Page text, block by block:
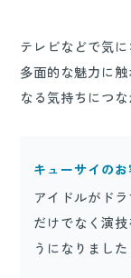
テレビなどで気
多面的な魅力に
なる気持ちにつな
キューサイの
アイドルがド
だけでなく演
うになりまし